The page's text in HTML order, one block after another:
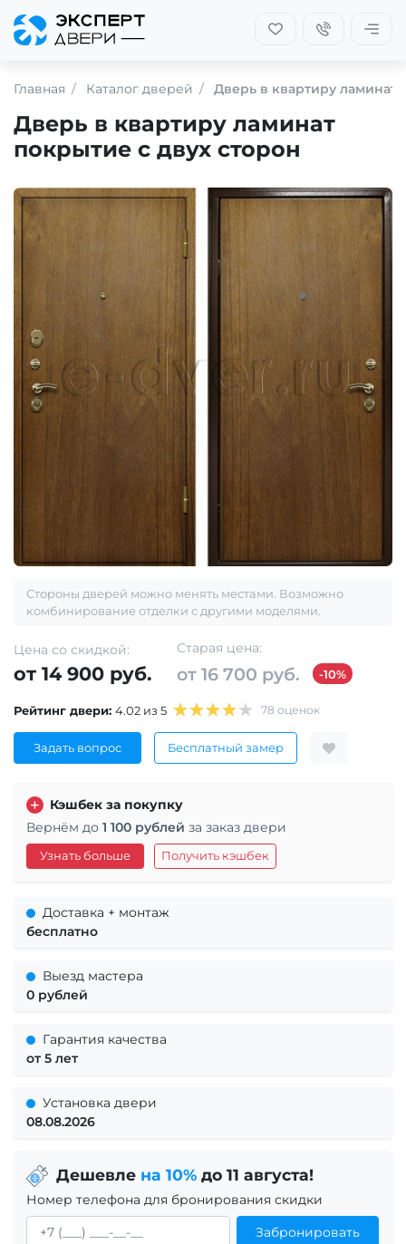
Главная Каталог дверей Дверь в квартиру ламинат
Дверь в квартиру ламинат
покрытие с двух сторон
Стороны дверей можно менять местами. Возможно
комбинирование отделки с другими моделями.
Цена со скидкой:
от 14 900 руб.
Старая цена:
от 16 700 руб. -10%
Рейтинг двери: 4.02 из 5 78 оценок
Задать вопрос Бесплатный замер
Кэшбек за покупку
Вернём до 1 100 рублей за заказ двери
Узнать больше Получить кэшбек
Доставка + монтаж
бесплатно
Выезд мастера
0 рублей
Гарантия качества
от 5 лет
Установка двери
08.08.2026
Дешевле на 10%до 11 августа!
Номер телефона для бронирования скидки
Забронировать